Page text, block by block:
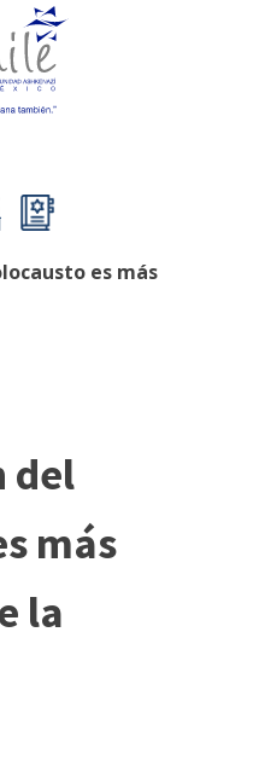
es más
del
más
la